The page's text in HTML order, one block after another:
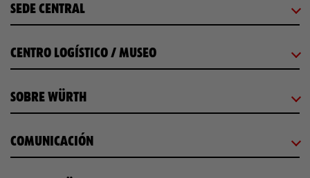
SEDE CENTRAL
CENTRO LOGÍSTICO / MUSEO
SOBRE WÜRTH
COMUNICACIÓN